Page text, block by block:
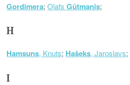
Gordimera;OlafsGūtmanis;
H
Hamsuns, Knuts; Hašeks, Jaroslavs;
I